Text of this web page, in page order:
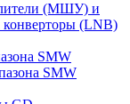
(МШУ) и
(LNB)
SMW
SMW